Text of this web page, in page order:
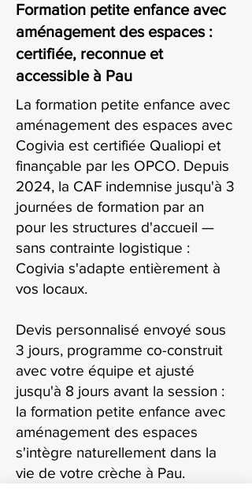
Formation petite enfance avec
aménagement des espaces :
certifiée, reconnue et
accessible à Pau
La formation petite enfance avec
aménagement des espaces avec
Cogivia est certifiée Qualiopi et
finançable par les OPCO. Depuis
2024, la CAF indemnise jusqu'à 3
journées de formation par an
pour les structures d'accueil —
sans contrainte logistique :
Cogivia s'adapte entièrement à
vos locaux.
Devis personnalisé envoyé sous
3 jours, programme co-construit
avec votre équipe et ajusté
jusqu'à 8 jours avant la session :
la formation petite enfance avec
aménagement des espaces
s'intègre naturellement dans la
vie de votre crèche à Pau.